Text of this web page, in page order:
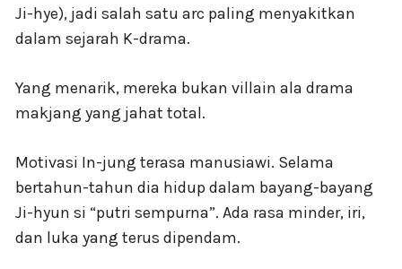
Ji-hye), jadi salah satu arc paling menyakitkan
dalam sejarah K-drama.
Yang menarik, mereka bukan villain ala drama
makjang yang jahat total.
Motivasi In-jung terasa manusiawi. Selama
bertahun-tahun dia hidup dalam bayang-bayang
Ji-hyun si “putri sempurna”. Ada rasa minder, iri,
dan luka yang terus dipendam.